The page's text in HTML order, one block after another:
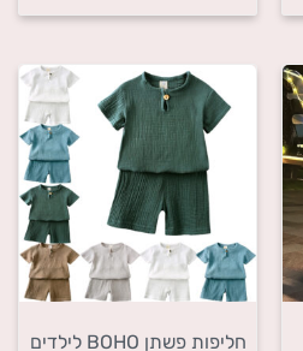
חליפות פשתן BOHO לילדים